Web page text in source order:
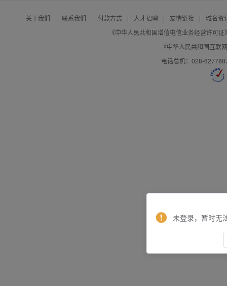
关于我们 | 联系我们 | 付款方式 | 人才招聘 | 友情链接 |
域名资
《中华人民共和国增值电信业务经营许可
《中华人民共和国互联
电话总机：028-
未登录，暂时无